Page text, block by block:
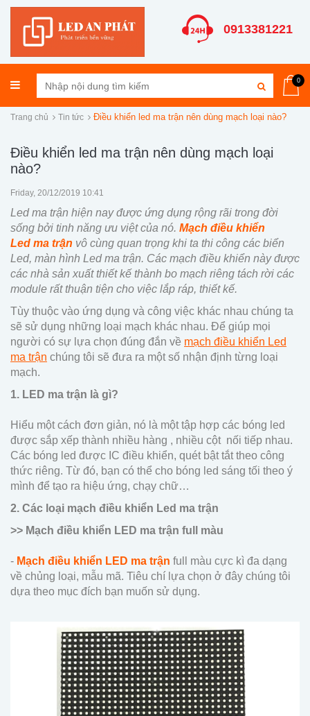
0913381221
0
Trang chủ Tin tức Điều khiển led ma trận nên dùng mạch loại nào?
Điều khiển led ma trận nên dùng mạch loại
nào?
Friday, 20/12/2019 10:41
Led ma trận hiện nay được ứng dụng rộng rãi trong đời
sống bởi tinh năng ưu việt của nó. Mạch điều khiển
Led ma trận vô cùng quan trọng khi ta thi công các biển
Led, màn hình Led ma trận. Các mạch điều khiển này được
các nhà sản xuất thiết kế thành bo mạch riêng tách rời các
module rất thuận tiện cho việc lắp ráp, thiết kế.
Tùy thuộc vào ứng dụng và công việc khác nhau chúng ta
sẽ sử dụng những loại mạch khác nhau. Để giúp mọi
người có sự lựa chọn đúng đắn về mạch điều khiển Led
ma trận chúng tôi sẽ đưa ra một số nhận định từng loại
mạch.
1. LED ma trận là gì?
Hiểu một cách đơn giản, nó là một tập hợp các bóng led
được sắp xếp thành nhiều hàng , nhiều cột nối tiếp nhau.
Các bóng led được IC điều khiển, quét bật tắt theo công
thức riêng. Từ đó, bạn có thể cho bóng led sáng tối theo ý
mình để tạo ra hiệu ứng, chạy chữ…
2. Các loại mạch điều khiển Led ma trận
>> Mạch điều khiển LED ma trận full màu
- Mạch điều khiển LED ma trận full màu cực kì đa dạng
về chủng loại, mẫu mã. Tiêu chí lựa chọn ở đây chúng tôi
dựa theo mục đích bạn muốn sử dụng.